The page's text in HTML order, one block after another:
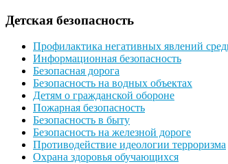
Детская безопасность
Профилактика негативных явлений
Информационная безопасность
Безопасная дорога
Безопасность на водных объектах
Детям о гражданской обороне
Пожарная безопасность
Безопасность в быту
Безопасность на железной дороге
Противодействие идеологии терроризма
Охрана здоровья обучающихся